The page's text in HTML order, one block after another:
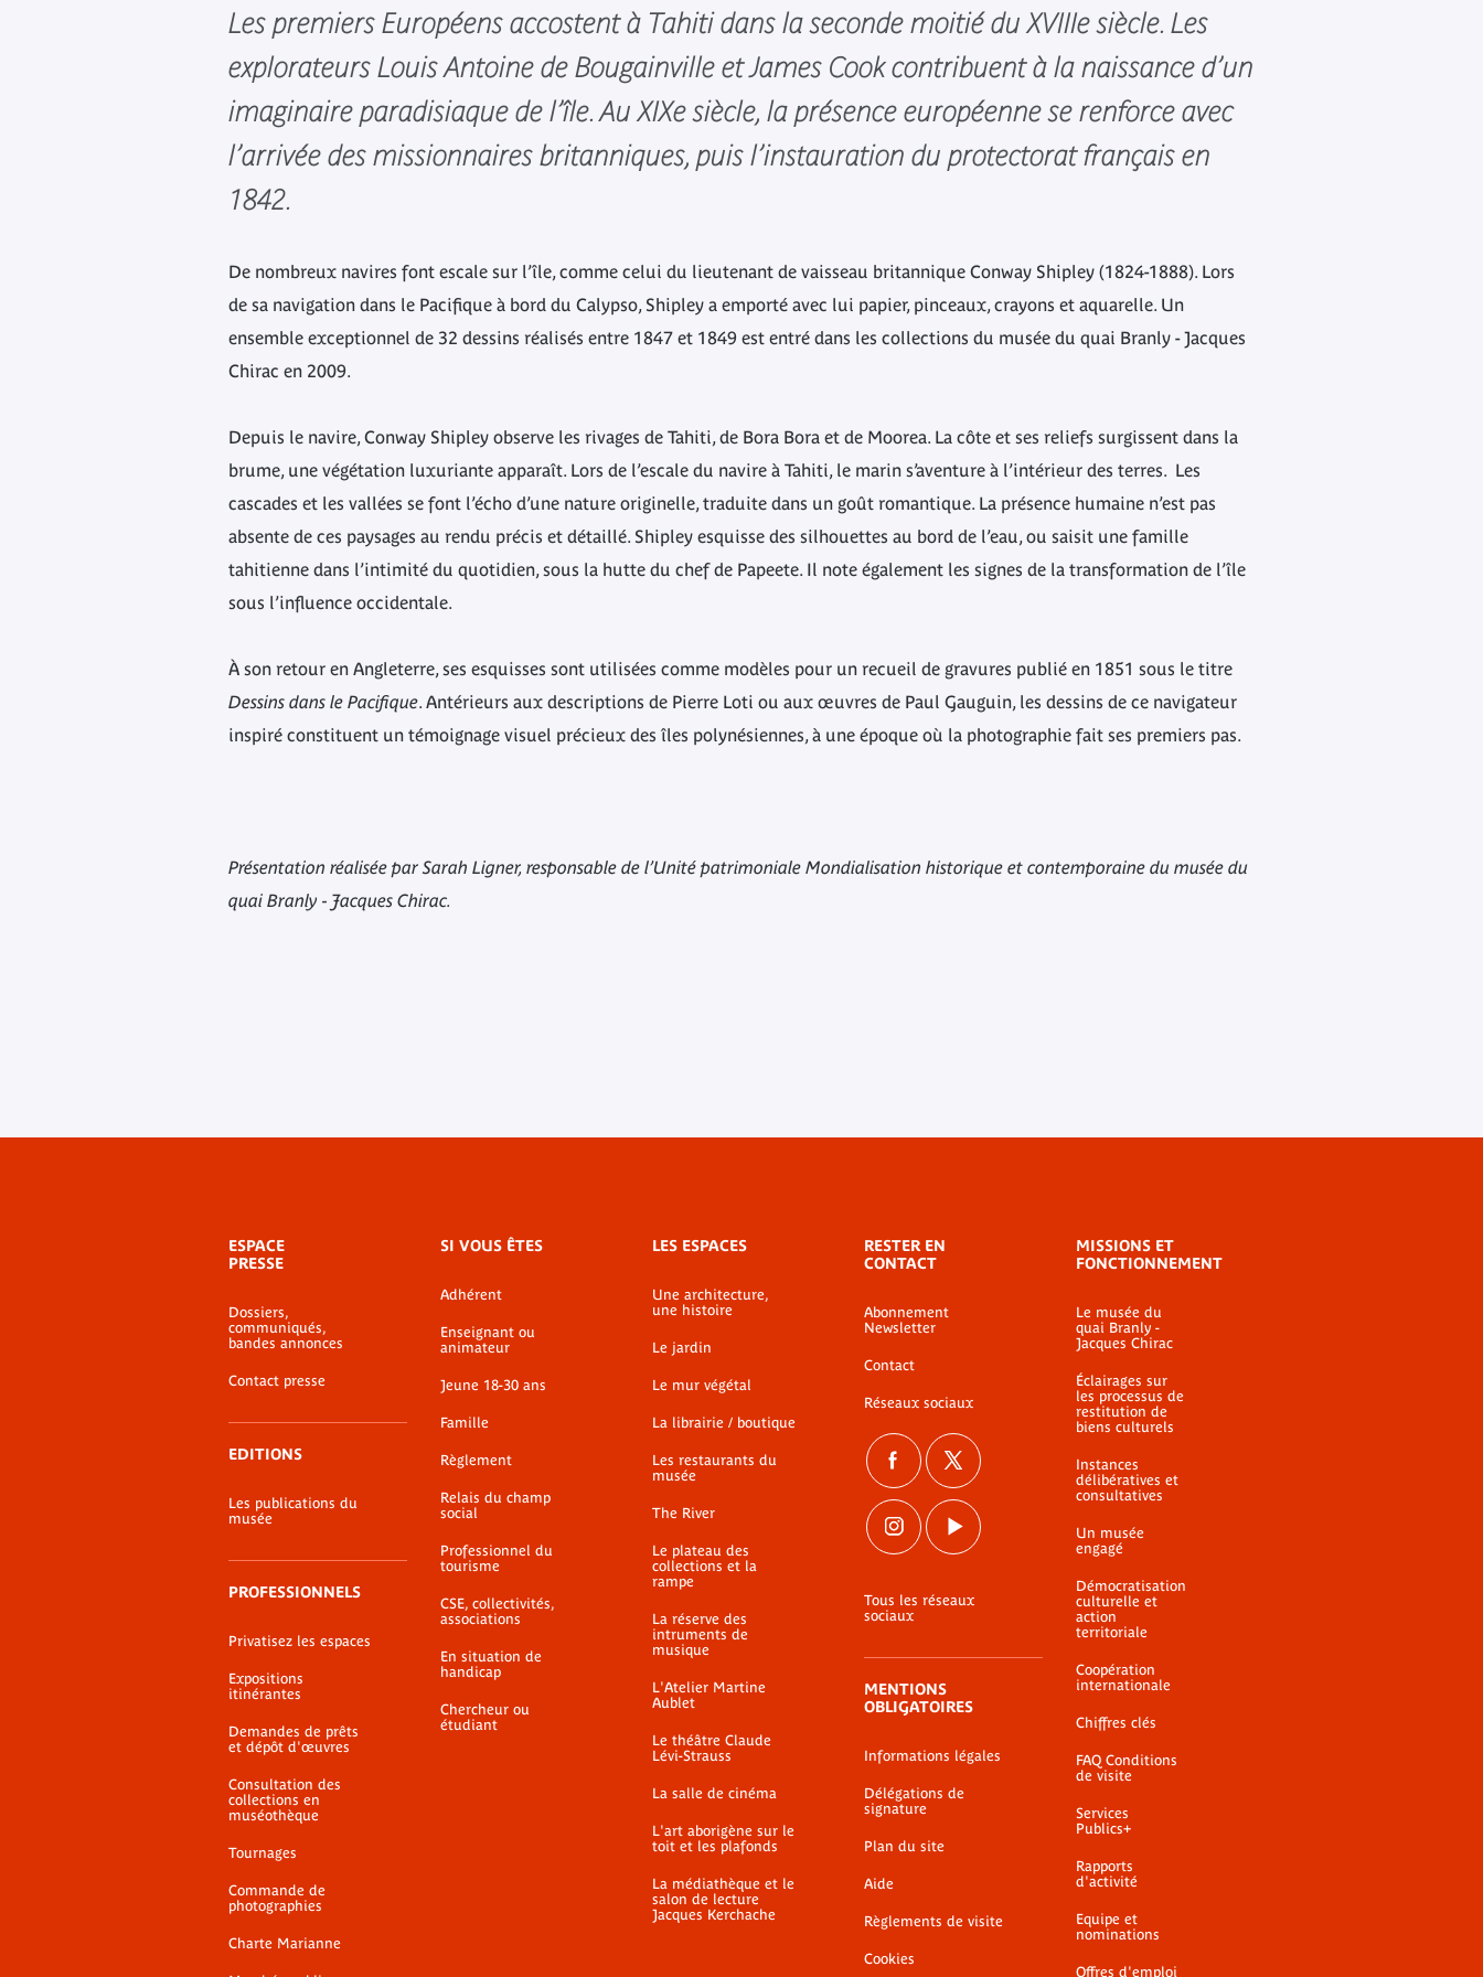
Les premiers Européens accostent à Tahiti dans la seconde moitié du XVIIIe siècle. Les
explorateurs Louis Antoine de Bougainville et James Cook contribuent à la naissance d’un
imaginaire paradisiaque de l’île. Au XIXe siècle, la présence européenne se renforce avec
l’arrivée des missionnaires britanniques, puis l’instauration du protectorat français en
1842.
De nombreux navires font escale sur l’île, comme celui du lieutenant de vaisseau britannique Conway Shipley (1824-1888). Lors
de sa navigation dans le Pacifique à bord du Calypso, Shipley a emporté avec lui papier, pinceaux, crayons et aquarelle. Un
ensemble exceptionnel de 32 dessins réalisés entre 1847 et 1849 est entré dans les collections du musée du quai Branly - Jacques
Chirac en 2009.
Depuis le navire, Conway Shipley observe les rivages de Tahiti, de Bora Bora et de Moorea. La côte et ses reliefs surgissent dans la
brume, une végétation luxuriante apparaît. Lors de l’escale du navire à Tahiti, le marin s’aventure à l’intérieur des terres. Les
cascades et les vallées se font l’écho d’une nature originelle, traduite dans un goût romantique. La présence humaine n’est pas
absente de ces paysages au rendu précis et détaillé. Shipley esquisse des silhouettes au bord de l’eau, ou saisit une famille
tahitienne dans l’intimité du quotidien, sous la hutte du chef de Papeete. Il note également les signes de la transformation de l’île
sous l’influence occidentale.
À son retour en Angleterre, ses esquisses sont utilisées comme modèles pour un recueil de gravures publié en 1851 sous le titre
Dessins dans le Pacifique. Antérieurs aux descriptions de Pierre Loti ou aux œuvres de Paul Gauguin, les dessins de ce navigateur
inspiré constituent un témoignage visuel précieux des îles polynésiennes, à une époque où la photographie fait ses premiers pas.
Présentation réalisée par Sarah Ligner, responsable de l’Unité patrimoniale Mondialisation historique et contemporaine du musée du
quai Branly - Jacques Chirac.
de
bas-
page
ESPACE
PRESSE
Dossiers,
communiqués,
bandes annonces
Contact presse
EDITIONS
Les publications du
musée
PROFESSIONNELS
Privatisez les espaces
Expositions
itinérantes
Demandes de prêts
et dépôt d'œuvres
Consultation des
collections en
muséothèque
Tournages
Commande de
photographies
Charte Marianne
SI VOUS ÊTES
Adhérent
Enseignant ou
animateur
Jeune 18-30 ans
Famille
Règlement
Relais du champ
social
Professionnel du
tourisme
CSE, collectivités,
associations
En situation de
handicap
Chercheur ou
étudiant
LES ESPACES
Une architecture,
une histoire
Le jardin
Le mur végétal
La librairie / boutique
Les restaurants du
musée
The River
Le plateau des
collections et la
rampe
La réserve des
intruments de
musique
L'Atelier Martine
Aublet
Le théâtre Claude
Lévi-Strauss
La salle de cinéma
L'art aborigène sur le
toit et les plafonds
La médiathèque et le
salon de lecture
Jacques Kerchache
RESTER EN
CONTACT
Abonnement
Newsletter
Contact
Réseaux sociaux
Tous les réseaux
sociaux
MENTIONS
OBLIGATOIRES
Informations légales
Délégations de
signature
Plan du site
Aide
Règlements de visite
Cookies
MISSIONS ET
FONCTIONNEMENT
Le musée du
quai Branly -
Jacques Chirac
Éclairages sur
les processus de
restitution de
biens culturels
Instances
délibératives et
consultatives
Un musée
engagé
Démocratisation
culturelle et
action
territoriale
Coopération
internationale
Chiffres clés
FAQ Conditions
de visite
Services
Publics+
Rapports
d'activité
Equipe et
nominations
Offres d'emploi